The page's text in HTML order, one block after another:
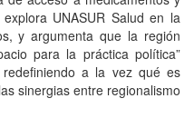
UNASUR Salud en la
y argumenta que la región
para la práctica política”
redefiniendo a la vez qué es
sinergias entre regionalismo